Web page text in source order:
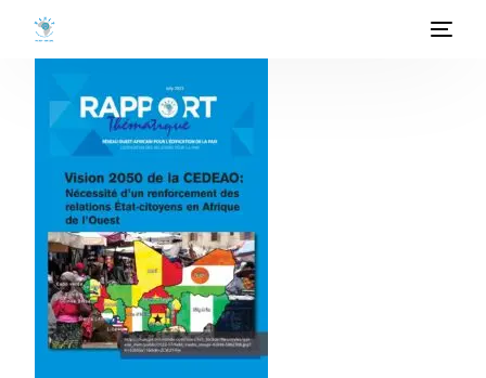
ACCUEIL
A PROPOS
PROGRAMMES
PROJETS
ACTIVITES